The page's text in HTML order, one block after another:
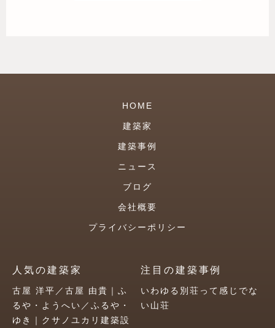
HOME
建築家
建築事例
ニュース
ブログ
会社概要
プライバシーポリシー
人気の建築家
古屋 洋平／古屋 由貴｜ふ
るや・ようへい／ふるや・
ゆき｜クサノユカリ建築設
注目の建築事例
いわゆる別荘って感じでな
い山荘